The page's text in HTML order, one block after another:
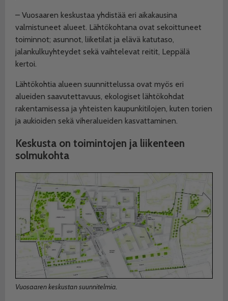
– Vuosaaren keskustaa yhdistää eri aikakausina
valmistuneet alueet. Lähtökohtana ovat sekoittuneet
toiminnot; asunnot, liiketilat ja elävä katutaso,
jalankulkuyhteydet sekä vaihtelevat reitit, Leppälä
kertoi.
Lähtökohtia alueen suunnittelussa ovat myös eri
alueiden saavutettavuus, ekologiset lähtökohdat
rakentamisessa ja yhteisten kaupunkitilojen, kuten torien
ja aukioiden sekä viheralueiden kasvattaminen.
Keskusta on toimintojen ja liikenteen
solmukohta
Vuosaaren keskustan suunnitelmia.